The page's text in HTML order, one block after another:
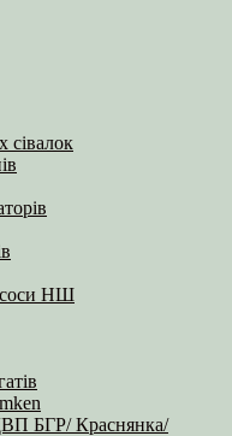
сівалок
НШ
БГР/ Краснянка/